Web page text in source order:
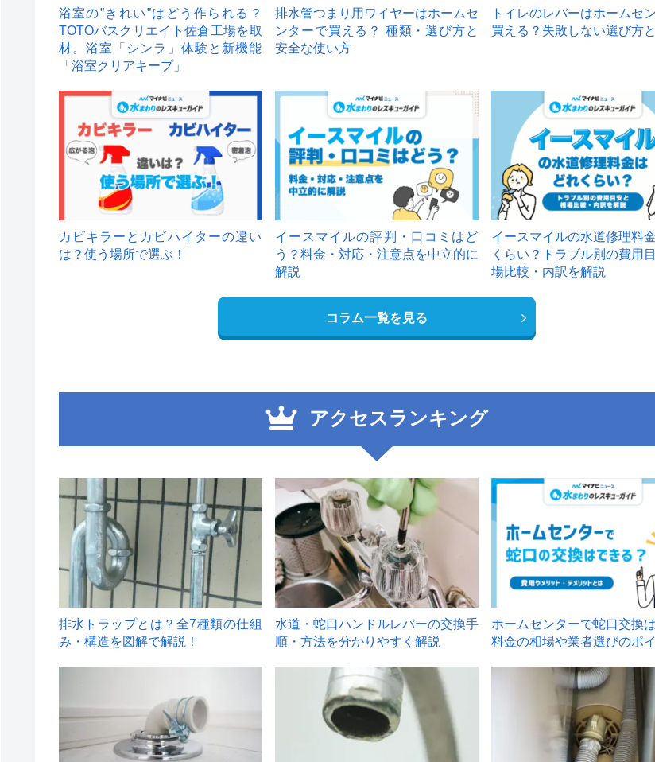
浴室の”きれい”はどう作られる？
TOTOバスクリエイト佐倉工場を取
材。浴室「シンラ」体験と新機能
「浴室クリアキープ」
排水管つまり用ワイヤーはホームセ
ンターで買える？ 種類・選び方と
安全な使い方
トイレのレバーはホームセ
買える？失敗しない選び方
カビキラーとカビハイターの違い
は？使う場所で選ぶ！
イースマイルの評判・口コミはど
う？料金・対応・注意点を中立的に
解説
イースマイルの水道修理料
くらい？トラブル別の費用
場比較・内訳を解説
コラム一覧を見る
アクセスランキング
1
排水トラップとは？全7種類の仕組
み・構造を図解で解説！
2
水道・蛇口ハンドルレバーの交換手
順・方法を分かりやすく解説
ホームセンターで蛇口交換は
料金の相場や業者選びのポ